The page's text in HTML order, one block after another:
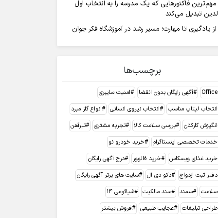
مهم‌ترین فاکتورهایی که یک مدرسه را به انتخاب اول
تبدیل می‌کند
از یادگیری تا مهارت؛ مسیر رشد در آموزشگاه فکر جوان
برچسب‌ها
Office آگهی رایگان بدون انقضا
امنیت سایبری
انتخاب لپتاپ مناسب
انتخاب نیروی انسانی
انواع گاز مبرد
انگیزش کارکنان
بررسی سلامت کالا تجربه مشتری
تیرآهن
خدمات تخصصی اینستاگرام
خرید خودرو نو
خرید غذای ویسکاس
خرید فالوور
درج آگهی رایگان
دفتر ثبت ازدواج
دکو دی ال
سایت های برتر آگهی رایگان
سلامت
سمند سند مالکیت
شیائومی 14
طراحی تبلیغات
عجایب طبیعی فروش بیشتر